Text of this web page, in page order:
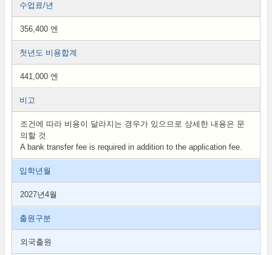
수업료/년
356,400 엔
첫년도 비용합계
441,000 엔
비고
조건에 따라 비용이 달라지는 경우가 있으므로 상세한 내용은 문
의할 것
A bank transfer fee is required in addition to the application fee.
입학년월
2027년4월
출원구분
외국출원